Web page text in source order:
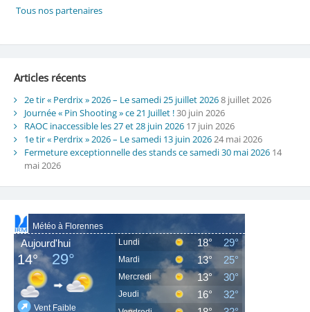
Tous nos partenaires
Articles récents
2e tir « Perdrix » 2026 – Le samedi 25 juillet 20268 juillet 2026
Journée « Pin Shooting » ce 21 Juillet !30 juin 2026
RAOC inaccessible les 27 et 28 juin 2026 17 juin 2026
1e tir « Perdrix » 2026 – Le samedi 13 juin 202624 mai 2026
Fermeture exceptionnelle des stands ce samedi 30 mai 2026 14
mai 2026